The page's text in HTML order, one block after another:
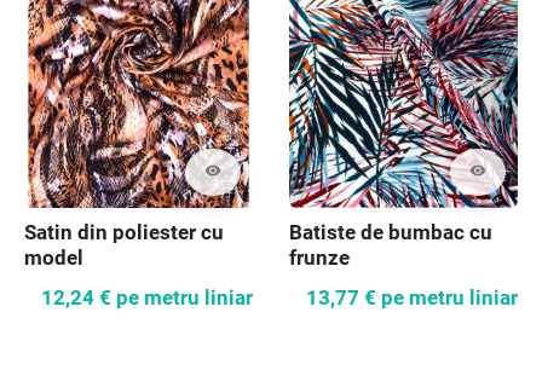
visibility
Satin din poliester cu
model
12,24 € pe metru liniar
visibility
Batiste de bumbac cu
frunze
13,77 € pe metru liniar